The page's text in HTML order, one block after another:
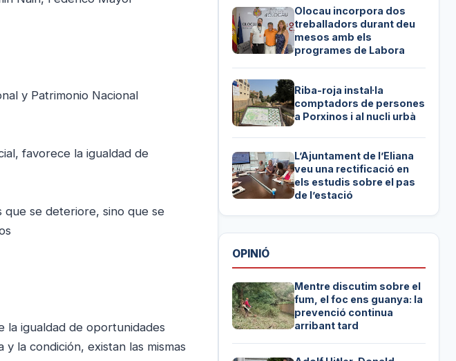
y Patrimonio Nacional
favorece la igualdad de
que se deteriore, sino que se
la igualdad de oportunidades
la condición, existan las mismas
Olocau incorpora dos
treballadors durant deu
mesos amb els
programes de Labora
Riba-roja instal·la
comptadors de persones
a Porxinos i al nucli urbà
L’Ajuntament de l’Eliana
veu una rectificació en
els estudis sobre el pas
de l’estació
OPINIÓ
Mentre discutim sobre el
fum, el foc ens guanya: la
prevenció continua
arribant tard